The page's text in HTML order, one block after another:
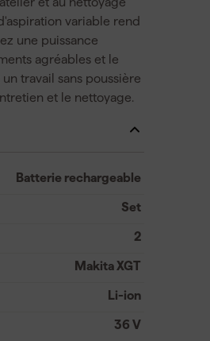
variable rend
une puissance
agréables et le
travail sans poussière
et le nettoyage.
Batterie rechargeable
Set
2
Makita XGT
Li-ion
36 V